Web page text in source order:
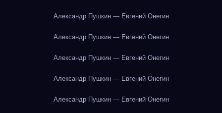
Александр Пушкин — Евгений Онегин
Александр Пушкин — Евгений Онегин
Александр Пушкин — Евгений Онегин
Александр Пушкин — Евгений Онегин
Александр Пушкин — Евгений Онегин